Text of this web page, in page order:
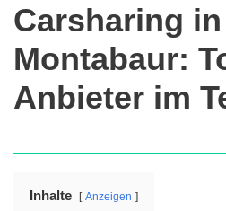
Carsharing in
Montabaur:
Anbieter im
Inhalte Anzeigen